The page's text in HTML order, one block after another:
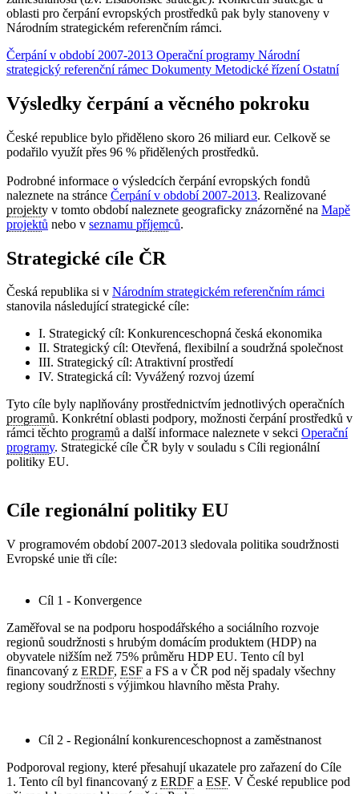
oblasti pro čerpání evropských prostředků pak byly stanoveny v
Národním strategickém referenčním rámci.
Čerpání v období 2007-2013 Operační programy Národní
strategický referenční rámec Dokumenty Metodické řízení Ostatní
Výsledky čerpání a věcného pokroku
České republice bylo přiděleno skoro 26 miliard eur. Celkově se
podařilo využít přes 96 % přidělených prostředků.
Podrobné informace o výsledcích čerpání evropských fondů
naleznete na stránce Čerpání v období 2007-2013. Realizované
projekty v tomto období naleznete geograficky znázorněné na Mapě
projektů nebo v seznamu příjemců.
Strategické cíle ČR
Česká republika si v Národním strategickém referenčním rámci
stanovila následující strategické cíle:
I. Strategický cíl: Konkurenceschopná česká ekonomika
II. Strategický cíl: Otevřená, flexibilní a soudržná společnost
III. Strategický cíl: Atraktivní prostředí
IV. Strategická cíl: Vyvážený rozvoj území
Tyto cíle byly naplňovány prostřednictvím jednotlivých operačních
programů. Konkrétní oblasti podpory, možnosti čerpání prostředků v
rámci těchto programů a další informace naleznete v sekci Operační
programy. Strategické cíle ČR byly v souladu s Cíli regionální
politiky EU.
Cíle regionální politiky EU
V programovém období 2007-2013 sledovala politika soudržnosti
Evropské unie tři cíle:
Cíl 1 - Konvergence
Zaměřoval se na podporu hospodářského a sociálního rozvoje
regionů soudržnosti s hrubým domácím produktem (HDP) na
obyvatele nižším než 75% průměru HDP EU. Tento cíl byl
financovaný z ERDF, ESF a FS a v ČR pod něj spadaly všechny
regiony soudržnosti s výjimkou hlavního města Prahy.
Cíl 2 - Regionální konkurenceschopnost a zaměstnanost
Podporoval regiony, které přesahují ukazatele pro zařazení do Cíle
1. Tento cíl byl financovaný z ERDF a ESF. V České republice pod